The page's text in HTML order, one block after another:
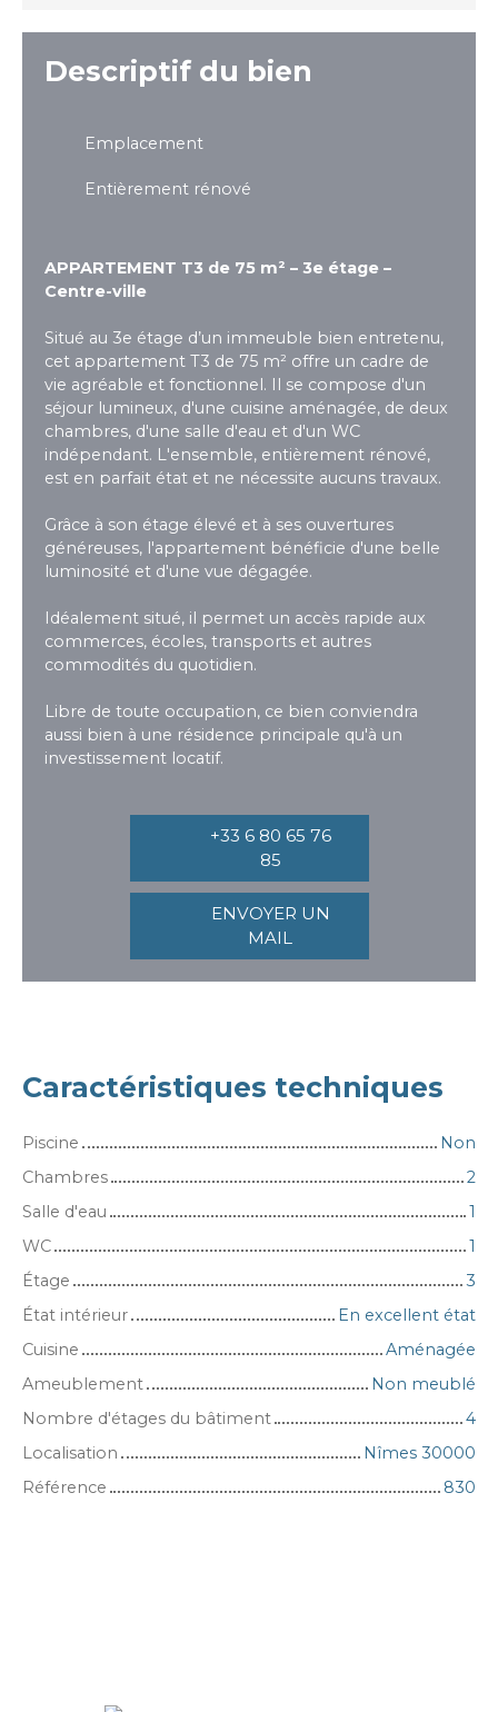
Descriptif du bien
Emplacement
Entièrement rénové
APPARTEMENT T3 de 75 m² – 3e étage –
Centre-ville
Situé au 3e étage d’un immeuble bien entretenu,
cet appartement T3 de 75 m² offre un cadre de
vie agréable et fonctionnel. Il se compose d'un
séjour lumineux, d'une cuisine aménagée, de deux
chambres, d'une salle d'eau et d'un WC
indépendant. L'ensemble, entièrement rénové,
est en parfait état et ne nécessite aucuns travaux.
Grâce à son étage élevé et à ses ouvertures
généreuses, l'appartement bénéficie d'une belle
luminosité et d'une vue dégagée.
Idéalement situé, il permet un accès rapide aux
commerces, écoles, transports et autres
commodités du quotidien.
Libre de toute occupation, ce bien conviendra
aussi bien à une résidence principale qu'à un
investissement locatif.
+33 6 80 65 76
85
ENVOYER UN
MAIL
Caractéristiques techniques
Piscine
Non
Chambres
2
Salle d'eau
1
WC
1
Étage
3
État intérieur
En excellent état
Cuisine
Aménagée
Ameublement
Non meublé
Nombre d'étages du bâtiment
4
Localisation
Nîmes 30000
Référence
830